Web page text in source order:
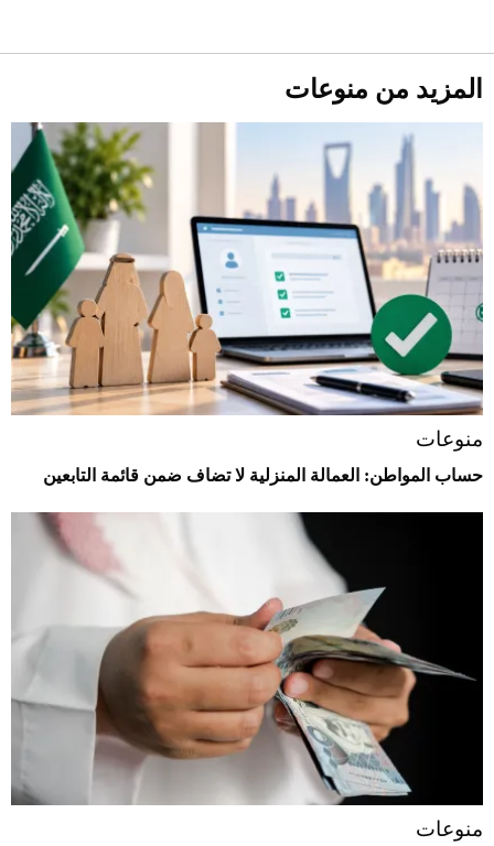
المزيد من منوعات
منوعات
حساب المواطن: العمالة المنزلية لا تضاف ضمن قائمة التابعين
منوعات